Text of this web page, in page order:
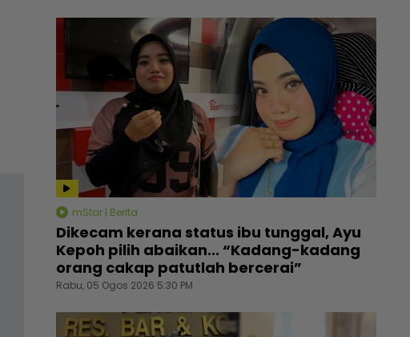
mStar | Berita
Dikecam kerana status ibu tunggal, Ayu
Kepoh pilih abaikan... “Kadang-kadang
orang cakap patutlah bercerai”
Rabu, 05 Ogos 2026 5:30 PM